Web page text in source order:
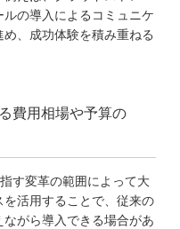
の導入によるコミュニケ
、成功体験を積み重ねる
費用相場や予算の
す変革の範囲によって大
活用することで、従来の
がら導入できる場合があ